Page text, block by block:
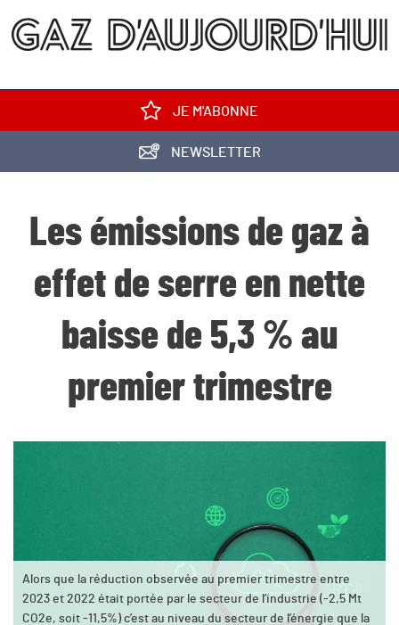
JE M'ABONNE
NEWSLETTER
Les émissions de gaz à
effet de serre en nette
baisse de 5,3 % au
premier trimestre
Alors que la réduction observée au premier trimestre entre
2023 et 2022 était portée par le secteur de l’industrie (-2,5 Mt
CO2e, soit -11,5%) c’est au niveau du secteur de l’énergie que la